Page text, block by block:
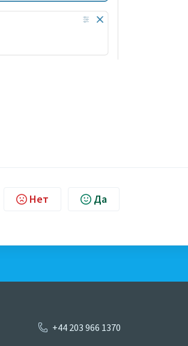
Нет Да
+44 203 966 1370